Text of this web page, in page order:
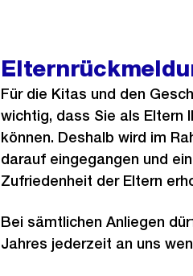
Für die Kitas und den
wichtig, dass Sie als Eltern
können. Deshalb wird im
darauf eingegangen und
Zufriedenheit der Eltern
Bei sämtlichen Anliegen
Jahres jederzeit an uns